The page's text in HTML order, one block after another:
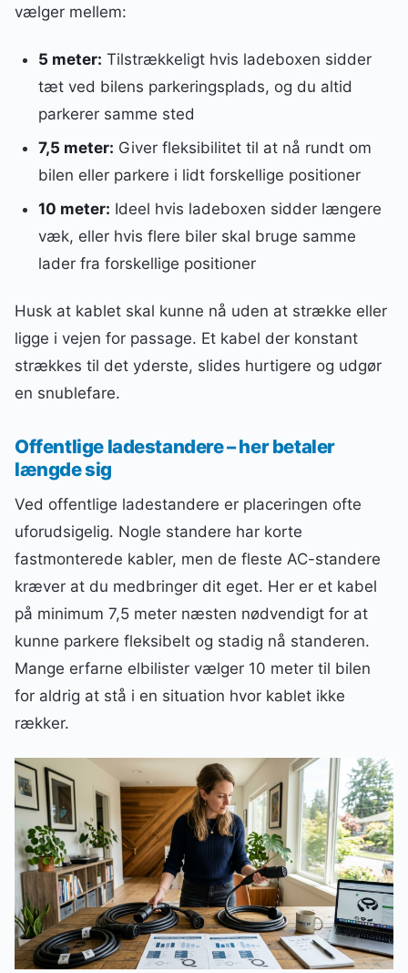
vælger mellem:
5 meter: Tilstrækkeligt hvis ladeboxen sidder
tæt ved bilens parkeringsplads, og du altid
parkerer samme sted
7,5 meter: Giver fleksibilitet til at nå rundt om
bilen eller parkere i lidt forskellige positioner
10 meter: Ideel hvis ladeboxen sidder længere
væk, eller hvis flere biler skal bruge samme
lader fra forskellige positioner
Husk at kablet skal kunne nå uden at strække eller
ligge i vejen for passage. Et kabel der konstant
strækkes til det yderste, slides hurtigere og udgør
en snublefare.
Offentlige ladestandere – her betaler
længde sig
Ved offentlige ladestandere er placeringen ofte
uforudsigelig. Nogle standere har korte
fastmonterede kabler, men de fleste AC-standere
kræver at du medbringer dit eget. Her er et kabel
på minimum 7,5 meter næsten nødvendigt for at
kunne parkere fleksibelt og stadig nå standeren.
Mange erfarne elbilister vælger 10 meter til bilen
for aldrig at stå i en situation hvor kablet ikke
rækker.